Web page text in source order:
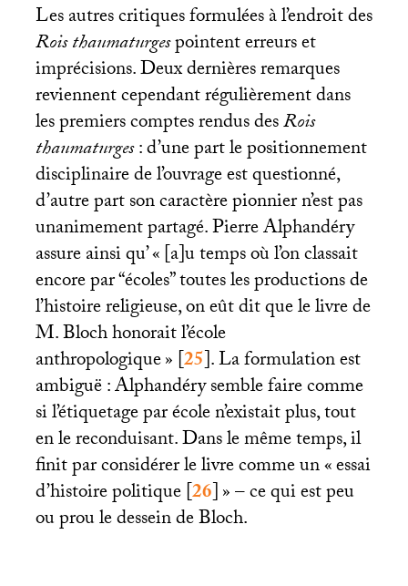
Les autres critiques formulées à l’endroit des
Rois thaumaturgespointent erreurs et
imprécisions. Deux dernières remarques
reviennent cependant régulièrement dans
les premiers comptes rendus desRois
thaumaturges: d’une part le positionnement
disciplinaire de l’ouvrage est questionné,
d’autre part son caractère pionnier n’est pas
unanimement partagé. Pierre Alphandéry
assure ainsi qu’ «[a]u temps où l’on classait
encore par “écoles” toutes les productions de
l’histoire religieuse, on eût dit que le livre de
M. Bloch honorait l’école
anthropologique»[25]. La formulation est
ambiguë : Alphandéry semble faire comme
si l’étiquetage par école n’existait plus, tout
en le reconduisant. Dans le même temps, il
finit par considérer le livre comme un «essai
d’histoire politique[26]» – ce qui est peu
ou prou le dessein de Bloch.